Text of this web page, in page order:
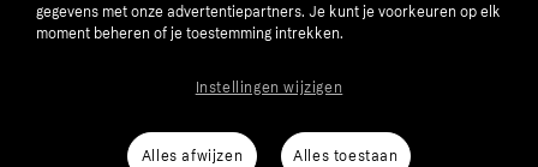
number: 556737-0431
gegevens met onze advertentiepartners. Je kunt je voorkeuren op elk
moment beheren of je toestemming intrekken.
Alles afwijzen Alles toestaan
Instellingen wijzigen